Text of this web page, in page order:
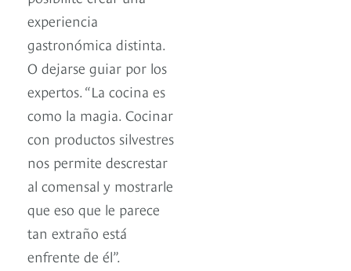
experiencia
gastronómica distinta.
O dejarse guiar por los
expertos. “La cocina es
como la magia. Cocinar
con productos silvestres
nos permite descrestar
al comensal y mostrarle
que eso que le parece
tan extraño está
enfrente de él”.